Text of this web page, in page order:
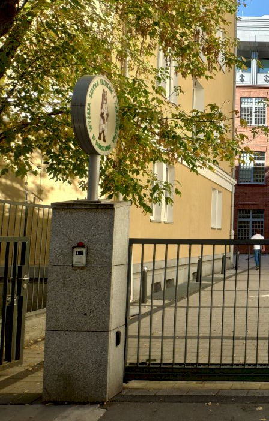
VIAMODA INDUSTRIAL
Варшава, Польша